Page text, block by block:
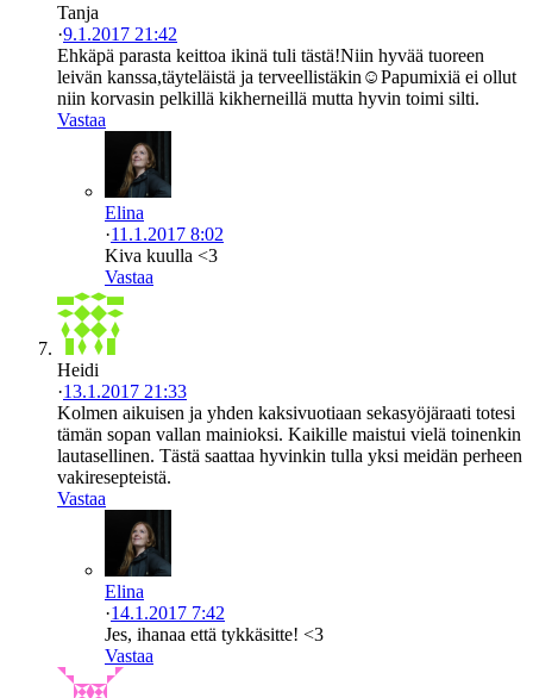
Tanja
·9.1.2017 21:42
Ehkäpä parasta keittoa ikinä tuli tästä!Niin hyvää tuoreen
leivän kanssa,täyteläistä ja terveellistäkin☺Papumixiä ei ollut
niin korvasin pelkillä kikherneillä mutta hyvin toimi silti.
Vastaa
Elina
·11.1.2017 8:02
Kiva kuulla <3
Vastaa
Heidi
·13.1.2017 21:33
Kolmen aikuisen ja yhden kaksivuotiaan sekasyöjäraati totesi
tämän sopan vallan mainioksi. Kaikille maistui vielä toinenkin
lautasellinen. Tästä saattaa hyvinkin tulla yksi meidän perheen
vakiresepteistä.
Vastaa
Elina
·14.1.2017 7:42
Jes, ihanaa että tykkäsitte! <3
Vastaa